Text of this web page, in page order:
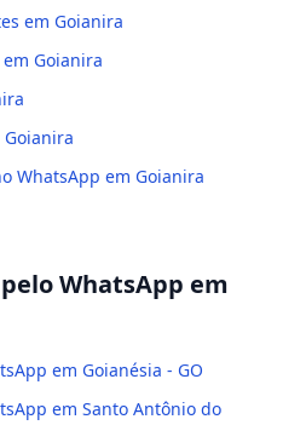
em Goianira
Goianira
WhatsApp em Goianira
WhatsApp em
em Goianésia - GO
em Santo Antônio do